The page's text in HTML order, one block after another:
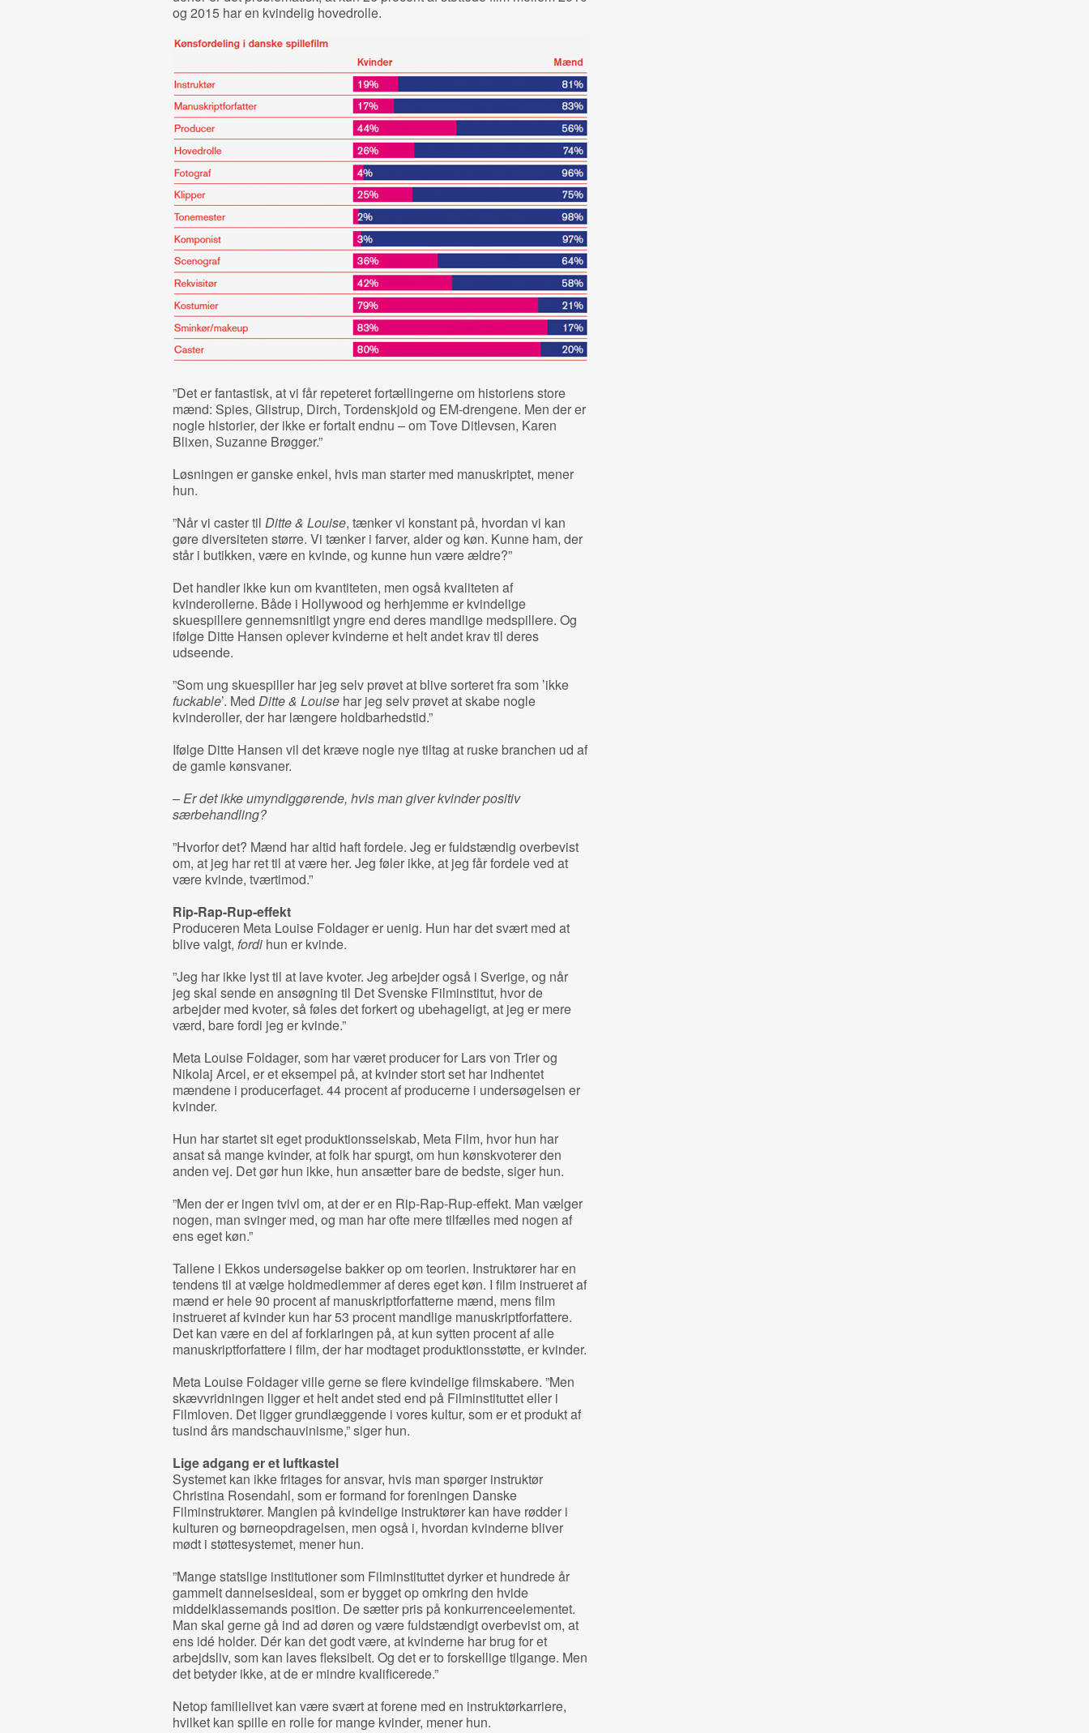
og 2015 har en kvindelig hovedrolle.
”Det er fantastisk, at vi får repeteret fortællingerne om historiens store
mænd: Spies, Glistrup, Dirch, Tordenskjold og EM-drengene. Men der er
nogle historier, der ikke er fortalt endnu – om Tove Ditlevsen, Karen
Blixen, Suzanne Brøgger.”
Løsningen er ganske enkel, hvis man starter med manuskriptet, mener
hun.
”Når vi caster til Ditte & Louise, tænker vi konstant på, hvordan vi kan
gøre diversiteten større. Vi tænker i farver, alder og køn. Kunne ham, der
står i butikken, være en kvinde, og kunne hun være ældre?”
Det handler ikke kun om kvantiteten, men også kvaliteten af
kvinderollerne. Både i Hollywood og herhjemme er kvindelige
skuespillere gennemsnitligt yngre end deres mandlige medspillere. Og
ifølge Ditte Hansen oplever kvinderne et helt andet krav til deres
udseende.
”Som ung skuespiller har jeg selv prøvet at blive sorteret fra som ’ikke
fuckable’. Med Ditte & Louisehar jeg selv prøvet at skabe nogle
kvinderoller, der har længere holdbarhedstid.”
Ifølge Ditte Hansen vil det kræve nogle nye tiltag at ruske branchen ud af
de gamle kønsvaner.
– Er det ikke umyndiggørende, hvis man giver kvinder positiv
særbehandling?
”Hvorfor det? Mænd har altid haft fordele. Jeg er fuldstændig overbevist
om, at jeg har ret til at være her. Jeg føler ikke, at jeg får fordele ved at
være kvinde, tværtimod.”
Rip-Rap-Rup-effekt
Produceren Meta Louise Foldager er uenig. Hun har det svært med at
blive valgt, fordihun er kvinde.
”Jeg har ikke lyst til at lave kvoter. Jeg arbejder også i Sverige, og når
jeg skal sende en ansøgning til Det Svenske Filminstitut, hvor de
arbejder med kvoter, så føles det forkert og ubehageligt, at jeg er mere
værd, bare fordi jeg er kvinde.”
Meta Louise Foldager, som har været producer for Lars von Trier og
Nikolaj Arcel, er et eksempel på, at kvinder stort set har indhentet
mændene i producerfaget. 44 procent af producerne i undersøgelsen er
kvinder.
Hun har startet sit eget produktionsselskab, Meta Film, hvor hun har
ansat så mange kvinder, at folk har spurgt, om hun kønskvoterer den
anden vej. Det gør hun ikke, hun ansætter bare de bedste, siger hun.
”Men der er ingen tvivl om, at der er en Rip-Rap-Rup-effekt. Man vælger
nogen, man svinger med, og man har ofte mere tilfælles med nogen af
ens eget køn.”
Tallene i Ekkos undersøgelse bakker op om teorien. Instruktører har en
tendens til at vælge holdmedlemmer af deres eget køn. I film instrueret af
mænd er hele 90 procent af manuskriptforfatterne mænd, mens film
instrueret af kvinder kun har 53 procent mandlige manuskriptforfattere.
Det kan være en del af forklaringen på, at kun sytten procent af alle
manuskriptforfattere i film, der har modtaget produktionsstøtte, er kvinder.
Meta Louise Foldager ville gerne se flere kvindelige filmskabere. ”Men
skævvridningen ligger et helt andet sted end på Filminstituttet eller i
Filmloven. Det ligger grundlæggende i vores kultur, som er et produkt af
tusind års mandschauvinisme,” siger hun.
Lige adgang er et luftkastel
Systemet kan ikke fritages for ansvar, hvis man spørger instruktør
Christina Rosendahl, som er formand for foreningen Danske
Filminstruktører. Manglen på kvindelige instruktører kan have rødder i
kulturen og børneopdragelsen, men også i, hvordan kvinderne bliver
mødt i støttesystemet, mener hun.
”Mange statslige institutioner som Filminstituttet dyrker et hundrede år
gammelt dannelsesideal, som er bygget op omkring den hvide
middelklassemands position. De sætter pris på konkurrenceelementet.
Man skal gerne gå ind ad døren og være fuldstændigt overbevist om, at
ens idé holder. Dér kan det godt være, at kvinderne har brug for et
arbejdsliv, som kan laves fleksibelt. Og det er to forskellige tilgange. Men
det betyder ikke, at de er mindre kvalificerede.”
Netop familielivet kan være svært at forene med en instruktørkarriere,
hvilket kan spille en rolle for mange kvinder, mener hun.